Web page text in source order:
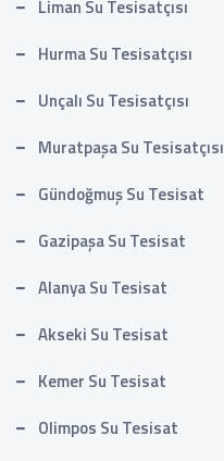
Liman Su Tesisatçısı
Hurma Su Tesisatçısı
Unçalı Su Tesisatçısı
Muratpaşa Su Tesisatçısı
Gündoğmuş Su Tesisat
Gazipaşa Su Tesisat
Alanya Su Tesisat
Akseki Su Tesisat
Kemer Su Tesisat
Olimpos Su Tesisat